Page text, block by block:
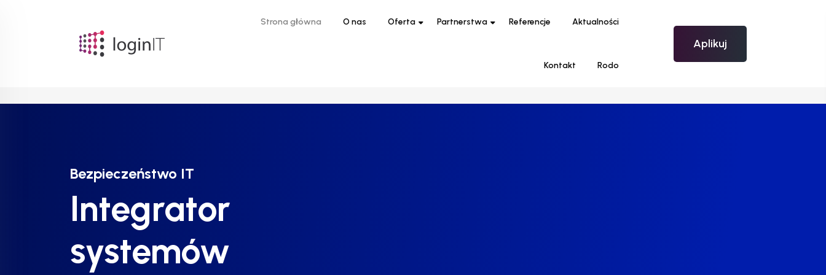
Strona główna O nas Oferta Partnerstwa Referencje Aktualności
Kontakt Rodo
Aplikuj
Bezpieczeństwo IT
Integrator
systemów
Bezpieczeństwo IT
Integrator
systemów
Bezpieczeństwo IT
Integrator
systemów